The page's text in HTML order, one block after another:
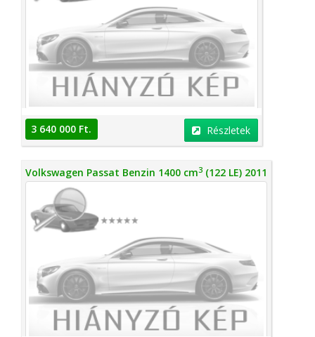
3 640 000 Ft. Részletek
Volkswagen Passat Benzin 1400 cm3 (122 LE) 2011